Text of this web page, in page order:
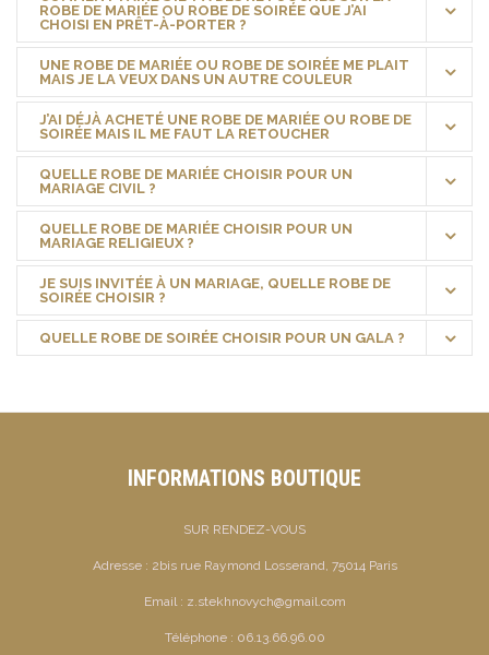
ROBE DE MARIÉE OU ROBE DE SOIRÉE QUE J’AI
CHOISI EN PRÊT-À-PORTER ?
UNE ROBE DE MARIÉE OU ROBE DE SOIRÉE ME PLAIT
MAIS JE LA VEUX DANS UN AUTRE COULEUR
J’AI DÉJÀ ACHETÉ UNE ROBE DE MARIÉE OU ROBE DE
SOIRÉE MAIS IL ME FAUT LA RETOUCHER
QUELLE ROBE DE MARIÉE CHOISIR POUR UN
MARIAGE CIVIL ?
QUELLE ROBE DE MARIÉE CHOISIR POUR UN
MARIAGE RELIGIEUX ?
JE SUIS INVITÉE À UN MARIAGE, QUELLE ROBE DE
SOIRÉE CHOISIR ?
QUELLE ROBE DE SOIRÉE CHOISIR POUR UN GALA ?
INFORMATIONS BOUTIQUE
SUR RENDEZ-VOUS
Adresse : 2bis rue Raymond Losserand, 75014 Paris
Email : z.stekhnovych@gmail.com
Téléphone : 06.13.66.96.00